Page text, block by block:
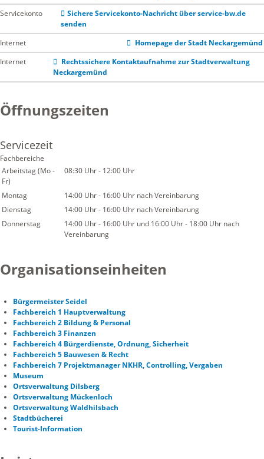
Servicekonto
Sichere Servicekonto-Nachricht über service-bw.de
senden
Internet
Homepage der Stadt Neckargemünd
Internet
Rechtssichere Kontaktaufnahme zur Stadtverwaltung
Neckargemünd
Öffnungszeiten
Servicezeit
Fachbereiche
Arbeitstag (Mo -
Fr)
08:30 Uhr- 12:00 Uhr
Montag 14:00 Uhr- 16:00 Uhr nach Vereinbarung
Dienstag
14:00 Uhr- 16:00 Uhr nach Vereinbarung
Donnerstag
14:00 Uhr- 16:00 Uhr und 16:00 Uhr- 18:00 Uhr nach
Vereinbarung
Organisationseinheiten
Bürgermeister Seidel
Fachbereich 1 Hauptverwaltung
Fachbereich 2 Bildung & Personal
Fachbereich 3 Finanzen
Fachbereich 4 Bürgerdienste, Ordnung, Sicherheit
Fachbereich 5 Bauwesen & Recht
Fachbereich 7 Projektmanager NKHR, Controlling, Vergaben
Museum
Ortsverwaltung Dilsberg
Ortsverwaltung Mückenloch
Ortsverwaltung Waldhilsbach
Stadtbücherei
Tourist-Information